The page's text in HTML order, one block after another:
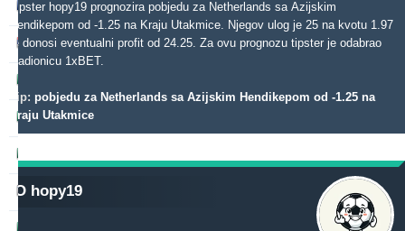
Tipster hopy19 prognozira pobjedu za Netherlands sa Azijskim
Hendikepom od -1.25 na Kraju Utakmice. Njegov ulog je 25 na kvotu 1.97
te donosi eventualni profit od 24.25. Za ovu prognozu tipster je odabrao
kladionicu 1xBET.
Tip: pobjedu za Netherlands sa Azijskim Hendikepom od -1.25 na
Kraju Utakmice
O hopy19
gerrard062xr 451.74 30.18 %
beterini 408.49 4.65 %
blackface1
madek